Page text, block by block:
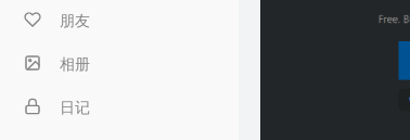
朋友
相册
日记